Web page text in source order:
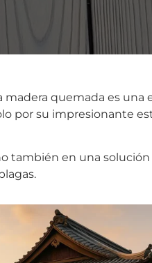
madera quemada es una
por su impresionante
también en una